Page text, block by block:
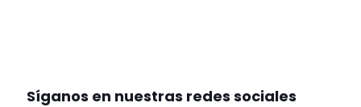
Síganos en nuestras redes sociales